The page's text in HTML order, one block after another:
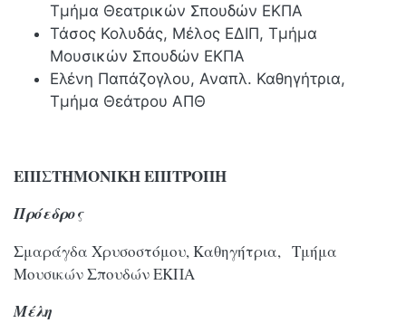
Τμήμα Θεατρικών Σπουδών ΕΚΠΑ
Τάσος Κολυδάς, Μέλος ΕΔΙΠ, Τμήμα
Μουσικών Σπουδών ΕΚΠΑ
Ελένη Παπάζογλου, Αναπλ. Καθηγήτρια,
Τμήμα Θεάτρου ΑΠΘ
ΕΠΙΣΤΗΜΟΝΙΚΗ ΕΠΙΤΡΟΠΗ
Πρόεδρος
Σμαράγδα Χρυσοστόμου, Καθηγήτρια, Τμήμα
Μουσικών Σπουδών ΕΚΠΑ
Μέλη